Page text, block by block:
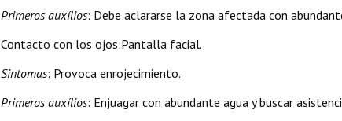
Primeros auxílios: Debe aclararse la zona afectada con
Contacto con los ojos:Pantalla facial.
Sintomas: Provoca enrojecimiento.
Primeros auxílios: Enjuagar con abundante agua y buscar